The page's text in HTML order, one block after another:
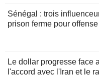
Sénégal : trois
prison ferme pour
Le dollar progresse face
l'accord avec l'Iran et le